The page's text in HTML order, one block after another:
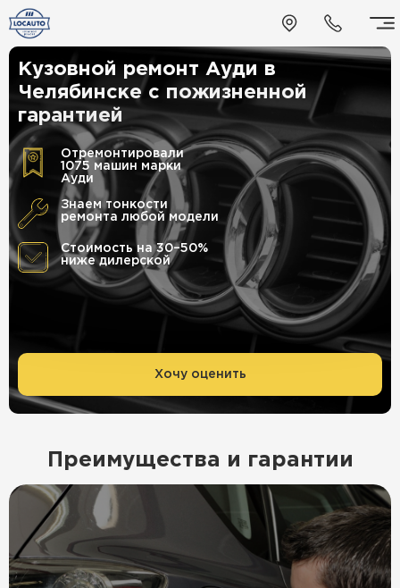
Кузовной ремонт Ауди в
Челябинске с пожизненной
гарантией
Отремонтировали
1075 машин марки
Ауди
Знаем тонкости
ремонта любой модели
Стоимость на 30–50%
ниже дилерской
Хочу оценить
Преимущества и гарантии